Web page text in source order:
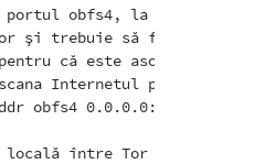
portul obfs4, la alegere.
și trebuie să fie diferit
că este asociat în mod
Internetul pentru acest
obfs4 0.0.0.0:TODO2
locală între Tor și obfs4.